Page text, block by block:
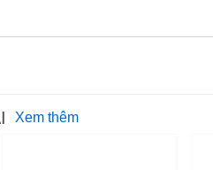
Xem thêm